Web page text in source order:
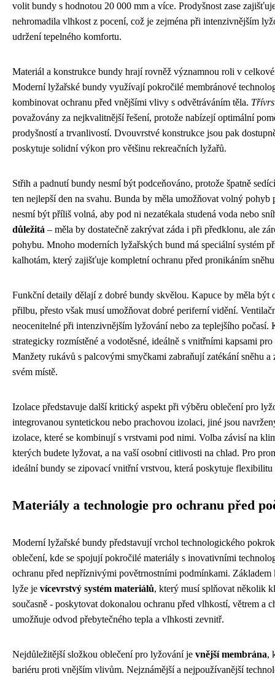
volit bundy s hodnotou 20 000 mm a více. Prodyšnost zase
nehromadila vlhkost z pocení, což je zejména při intenzivnějším
udržení tepelného komfortu.
Materiál a konstrukce bundy hrají rovněž významnou roli v
Moderní lyžařské bundy využívají pokročilé membránové
kombinovat ochranu před vnějšími vlivy s odvětráváním těla.
považovány za nejkvalitnější řešení, protože nabízejí optimální
prodyšností a trvanlivostí. Dvouvrstvé konstrukce jsou pak
poskytuje solidní výkon pro většinu rekreačních lyžařů.
Střih a padnutí bundy nesmí být podceňováno, protože špatně
ten nejlepší den na svahu. Bunda by měla umožňovat volný pohyb
nesmí být příliš volná, aby pod ni nezatékala studená voda nebo
důležitá – měla by dostatečně zakrývat záda i při předklonu, ale
pohybu. Mnoho moderních lyžařských bund má speciální systém
kalhotám, který zajišťuje kompletní ochranu před pronikáním
Funkční detaily dělají z dobré bundy skvělou. Kapuce by měla být
přilbu, přesto však musí umožňovat dobré periferní vidění.
neocenitelné při intenzivnějším lyžování nebo za teplejšího počasí.
strategicky rozmístěné a vodotěsné, ideálně s vnitřními kapsami
Manžety rukávů s palcovými smyčkami zabraňují zatékání sněhu
svém místě.
Izolace představuje další kritický aspekt při výběru oblečení pro
integrovanou syntetickou nebo prachovou izolaci, jiné jsou
izolace, které se kombinují s vrstvami pod nimi. Volba závisí na
kterých budete lyžovat, a na vaší osobní citlivosti na chlad. Pro
ideální bundy se zipovací vnitřní vrstvou, která poskytuje
Materiály a technologie pro ochranu před
Moderní lyžařské bundy představují vrchol technologického
oblečení, kde se spojují pokročilé materiály s inovativními
ochranu před nepříznivými povětrnostními podmínkami.
lyže je vícevrstvý systém materiálů, který musí splňovat několik
současně - poskytovat dokonalou ochranu před vlhkostí, větrem a
umožňuje odvod přebytečného tepla a vlhkosti zevnitř.
Nejdůležitější složkou oblečení pro lyžování je vnější membrána,
bariéru proti vnějším vlivům. Nejznámější a nejpoužívanější